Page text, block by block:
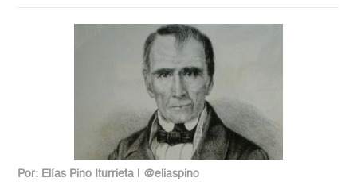
Por: Elías Pino Iturrieta | @eliaspino